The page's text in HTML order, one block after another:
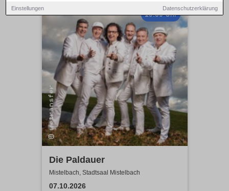
Einstellungen Datenschutzerklärung
19:30 Uhr
Die Paldauer
Mistelbach, Stadtsaal Mistelbach
07.10.2026